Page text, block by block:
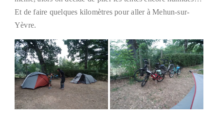
Et de faire quelques kilomètres pour aller à Mehun-sur-
Yèvre.